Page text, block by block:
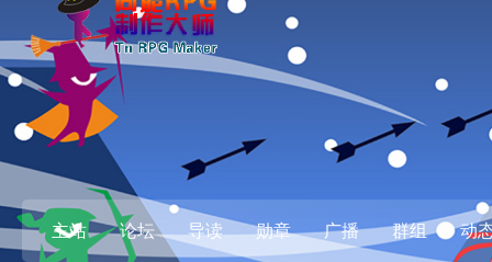
主站 论坛 导读 勋章 广播 群组 动